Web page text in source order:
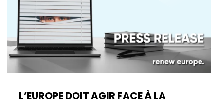
L’EUROPE DOIT AGIR FACE À LA